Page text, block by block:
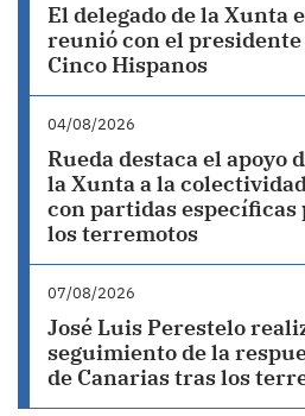
El delegado de la Xunta
reunió con el
Cinco Hispanos
04/08/2026
Rueda destaca el apoyo
la Xunta a la
con partidas específicas
los terremotos
07/08/2026
José Luis Perestelo
seguimiento de la
de Canarias tras los